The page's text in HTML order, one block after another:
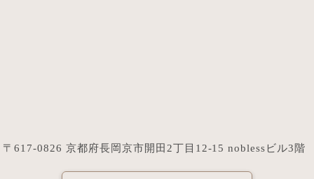
〒617-0826 京都府長岡京市開田2丁目12-15 noblessビル3階